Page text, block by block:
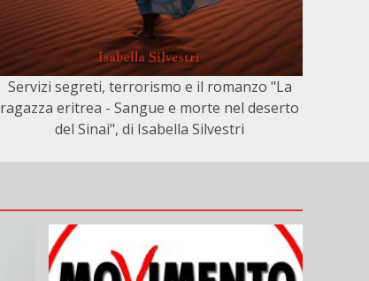
Servizi segreti, terrorismo e il romanzo "La
ragazza eritrea - Sangue e morte nel deserto
del Sinai", di Isabella Silvestri